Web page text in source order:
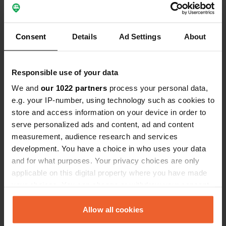
Consent Details Ad Settings About
Responsible use of your data
We and our 1022 partners process your personal data,
e.g. your IP-number, using technology such as cookies to
store and access information on your device in order to
serve personalized ads and content, ad and content
measurement, audience research and services
development. You have a choice in who uses your data
and for what purposes. Your privacy choices are only
applicable on this digital property where you have made
any time from the Cookie Declaration or by clicking on
the Privacy trigger icon.Allow all cookies
meer dan 5 jaar
Een locatie
beoordeeld
meer dan 5 jaar
geleden